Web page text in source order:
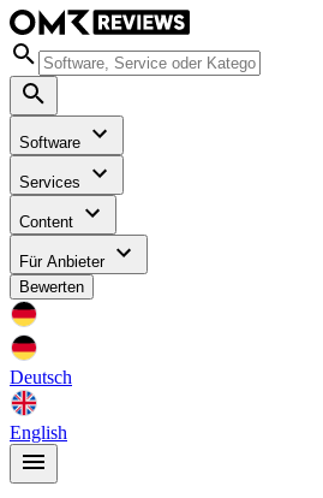
Software
Services
Content
Für Anbieter
Bewerten
Deutsch
English